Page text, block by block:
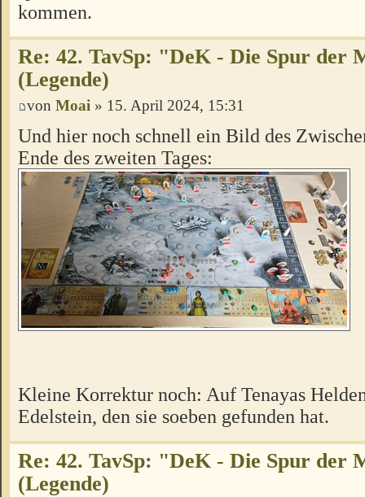
kommen.
Re: 42. TavSp: "DeK - Die Spur der
(Legende)
von Moai » 15. April 2024, 15:31
Und hier noch schnell ein Bild des
Ende des zweiten Tages:
Kleine Korrektur noch: Auf Tenayas
Edelstein, den sie soeben gefunden hat.
Re: 42. TavSp: "DeK - Die Spur der
(Legende)